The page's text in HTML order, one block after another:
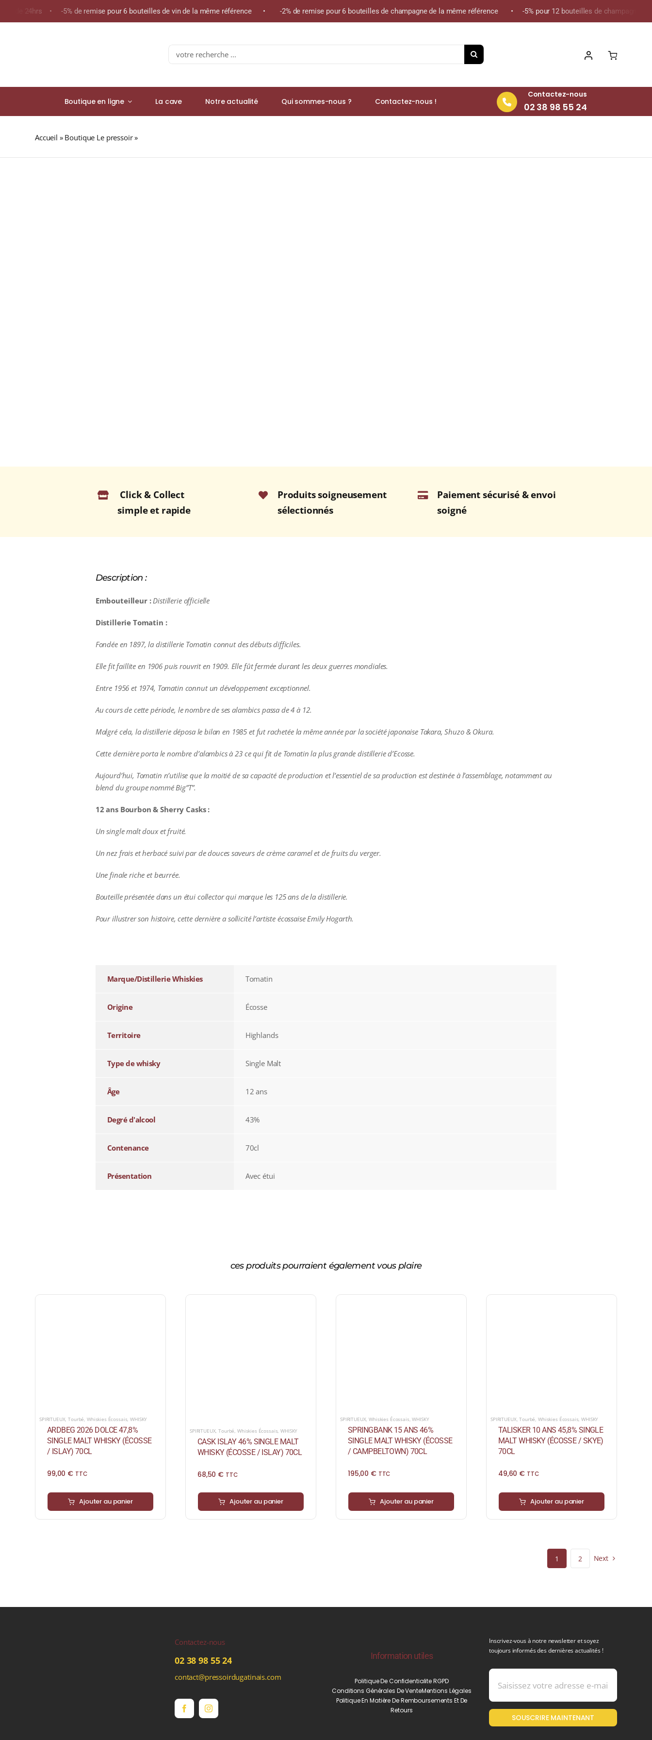
24hrs • -5% de remise pour 6 bouteilles de vin de la même référence • -2% de remise pour 6 bouteilles de champagne de la même référence • -5% pour 12 bouteilles de champagne de la
Search
for:
Boutique en ligne La cave Notre actualité Qui sommes-nous ? Contactez-nous !
Contactez-nous
02 38 98 55 24
Accueil » Boutique Le pressoir»
Click & Collect
simple et rapide
Produits soigneusement
sélectionnés
Paiement sécurisé & envoi
soigné
Description :
Embouteilleur : Distillerie officielle
Distillerie Tomatin :
Fondée en 1897, la distillerie Tomatin connut des débuts difficiles.
Elle fit faillite en 1906 puis rouvrit en 1909. Elle fût fermée durant les deux guerres mondiales.
Entre 1956 et 1974, Tomatin connut un développement exceptionnel.
Au cours de cette période, le nombre de ses alambics passa de 4 à 12.
Malgré cela, la distillerie déposa le bilan en 1985 et fut rachetée la même année par la société japonaise Takara, Shuzo & Okura.
Cette dernière porta le nombre d’alambics à 23 ce qui fit de Tomatin la plus grande distillerie d’Ecosse.
Aujourd’hui, Tomatin n’utilise que la moitié de sa capacité de production et l’essentiel de sa production est destinée à l’assemblage, notamment au
blend du groupe nommé Big”T”.
12 ans Bourbon & Sherry Casks :
Un single malt doux et fruité.
Un nez frais et herbacé suivi par de douces saveurs de crème caramel et de fruits du verger.
Une finale riche et beurrée.
Bouteille présentée dans un étui collector qui marque les 125 ans de la distillerie.
Pour illustrer son histoire, cette dernière a sollicité l’artiste écossaise Emily Hogarth.
Marque/Distillerie Whiskies Tomatin
Origine Écosse
Territoire Highlands
Type de whisky Single Malt
Âge 12 ans
Degré d'alcool 43%
Contenance 70cl
Présentation Avec étui
ces produits pourraient également vous plaire
SPIRITUEUX ,Tourbé Whiskies Écossais ,WHISKY
ARDBEG 2026 DOLCE 47,8%
SINGLE MALT WHISKY (ÉCOSSE
/ ISLAY) 70CL
99,00 € TTC
Ajouter au panier
SPIRITUEUX,Tourbé, Whiskies Écossais,WHISKY
CASK ISLAY 46% SINGLE MALT
WHISKY (ÉCOSSE / ISLAY) 70CL
68,50 € TTC
Ajouter au panier
SPIRITUEUX,Whiskies Écossais,WHISKY
SPRINGBANK 15 ANS 46%
SINGLE MALT WHISKY (ÉCOSSE
/ CAMPBELTOWN) 70CL
195,00 € TTC
Ajouter au panier
SPIRITUEUX,Tourbé,Whiskies Écossais,WHISKY
TALISKER 10 ANS 45,8% SINGLE
MALT WHISKY (ÉCOSSE / SKYE)
70CL
49,60 € TTC
Ajouter au panier
1 2 Next
Contactez-nous
02 38 98 55 24
contact@pressoirdugatinais.com
Information utiles
Politique De Confidentialite RGPD
Conditions Générales De VenteMentions Légales
Politique En Matière De Remboursements Et De
Retours
Inscrivez-vous à notre newsletter et soyez
toujours informés des dernières actualités !
SOUSCRIRE MAINTENANT